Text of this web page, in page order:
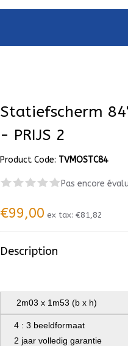
Statiefscherm
- PRIJS 2
Product Code: TVMOSTC84
Pas encore
€99,00 ex tax:€81,82
Description
2m03 x 1m53 (b x h)
4 : 3 beeldformaat
2 jaar volledig garantie